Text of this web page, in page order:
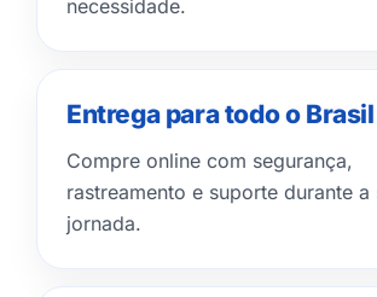
necessidade.
Entrega para todo o Brasil
Compre online com segurança,
rastreamento e suporte durante a
jornada.